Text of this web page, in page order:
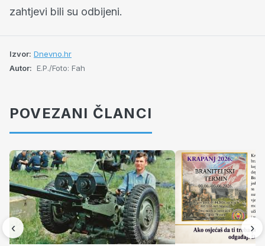
zahtjevi bili su odbijeni.
Izvor: Dnevno.hr
Autor: E.P./Foto: Fah
POVEZANI ČLANCI
‹ ›